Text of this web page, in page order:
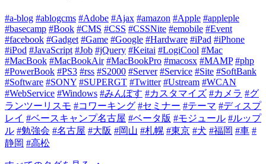
#a-blog #ablogcms #Adobe #Ajax #amazon #Apple #appleple
#basecamp #Book #CMS #CSS #CSSNite #emobile #Event
#facebook #Gadget #Game #Google #Hardware #iPad #iPhone
#iPod #JavaScript #Job #jQuery #Keitai #LogiCool #Mac
#MacBook #MacBookAir #MacBookPro #macosx #MAMP #php
#PowerBook #PS3 #rss #S2000 #Server #Service #Site #SoftBank
#Software #SONY #SUPERGT #Twitter #Ustream #WCAN
#WebService #Windows #みんぽす #カスタマイズ #カメラ #グ
ランツーリスモ #コワーキング #セミナー #テーマ #ディスプ
レイ #ベースキャンプ名古屋 #ベータ版 #モジュール #ルップ
ル #勉強会 #名古屋 #大阪 #岡山 #札幌 #東京 #犬 #福岡 #車 #
静岡 #高松